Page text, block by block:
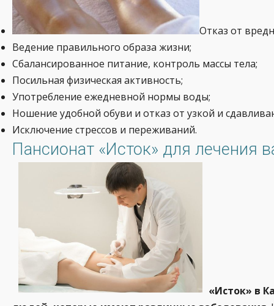
Отказ от
Ведение правильного образа жизни;
Сбалансированное питание, контроль массы тела;
Посильная физическая активность;
Употребление ежедневной нормы воды;
Ношение удобной обуви и отказ от узкой и
Исключение стрессов и переживаний.
Пансионат «Исток» для лечения
«Исток» в